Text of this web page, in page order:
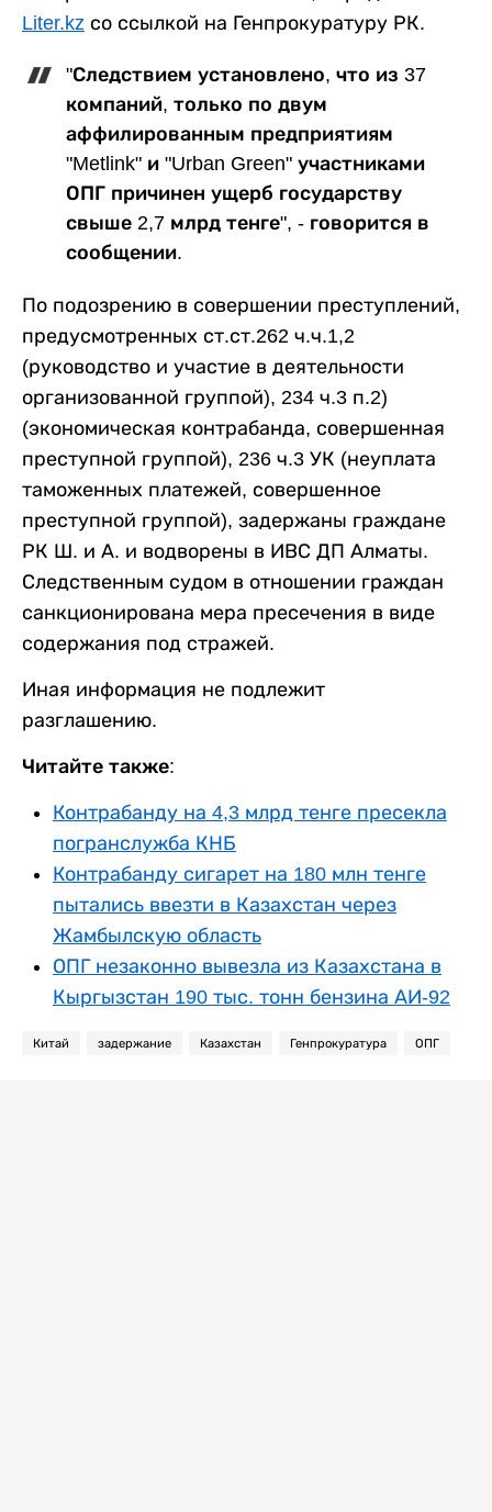
Liter.kz со ссылкой на Генпрокуратуру РК.
"Следствием установлено, что из 37
компаний, только по двум
аффилированным предприятиям
"Metlink" и "Urban Green" участниками
ОПГ причинен ущерб государству
свыше 2,7 млрд тенге", - говорится в
сообщении.
По подозрению в совершении преступлений,
предусмотренных ст.ст.262 ч.ч.1,2
(руководство и участие в деятельности
организованной группой), 234 ч.3 п.2)
(экономическая контрабанда, совершенная
преступной группой), 236 ч.3 УК (неуплата
таможенных платежей, совершенное
преступной группой), задержаны граждане
РК Ш. и А. и водворены в ИВС ДП Алматы.
Следственным судом в отношении граждан
санкционирована мера пресечения в виде
содержания под стражей.
Иная информация не подлежит
разглашению.
Читайте также:
Контрабанду на 4,3 млрд тенге пресекла
погранслужба КНБ
Контрабанду сигарет на 180 млн тенге
пытались ввезти в Казахстан через
Жамбылскую область
ОПГ незаконно вывезла из Казахстана в
Кыргызстан 190 тыс. тонн бензина АИ-92
Китай задержание Казахстан Генпрокуратура ОПГ